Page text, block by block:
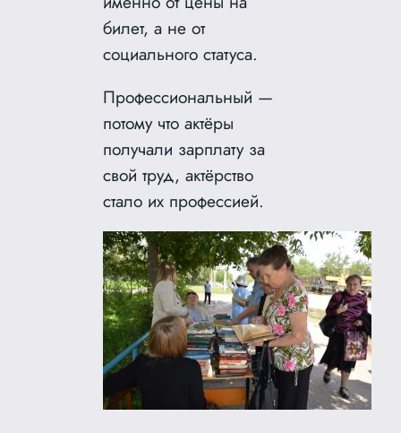
билет, а не от
социального статуса.
Профессиональный —
потому что актёры
получали зарплату за
свой труд, актёрство
стало их профессией.